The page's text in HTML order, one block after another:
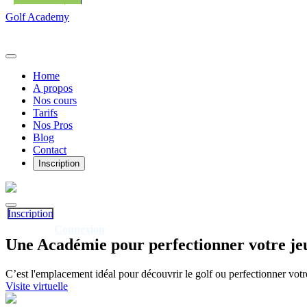
Golf Academy
Home
A propos
Nos cours
Tarifs
Nos Pros
Blog
Contact
Inscription
Inscription
Une Académie pour perfectionner votre
C’est l'emplacement idéal pour découvrir le golf ou perfectionner
Visite virtuelle